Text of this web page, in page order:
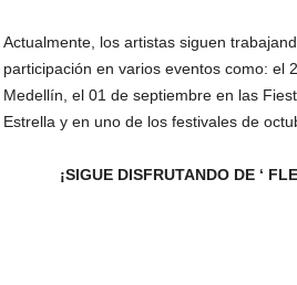
Actualmente, los artistas siguen
participación en varios eventos como: el
Medellín, el 01 de septiembre en las
Estrella y en uno de los festivales de
¡SIGUE DISFRUTANDO DE ‘